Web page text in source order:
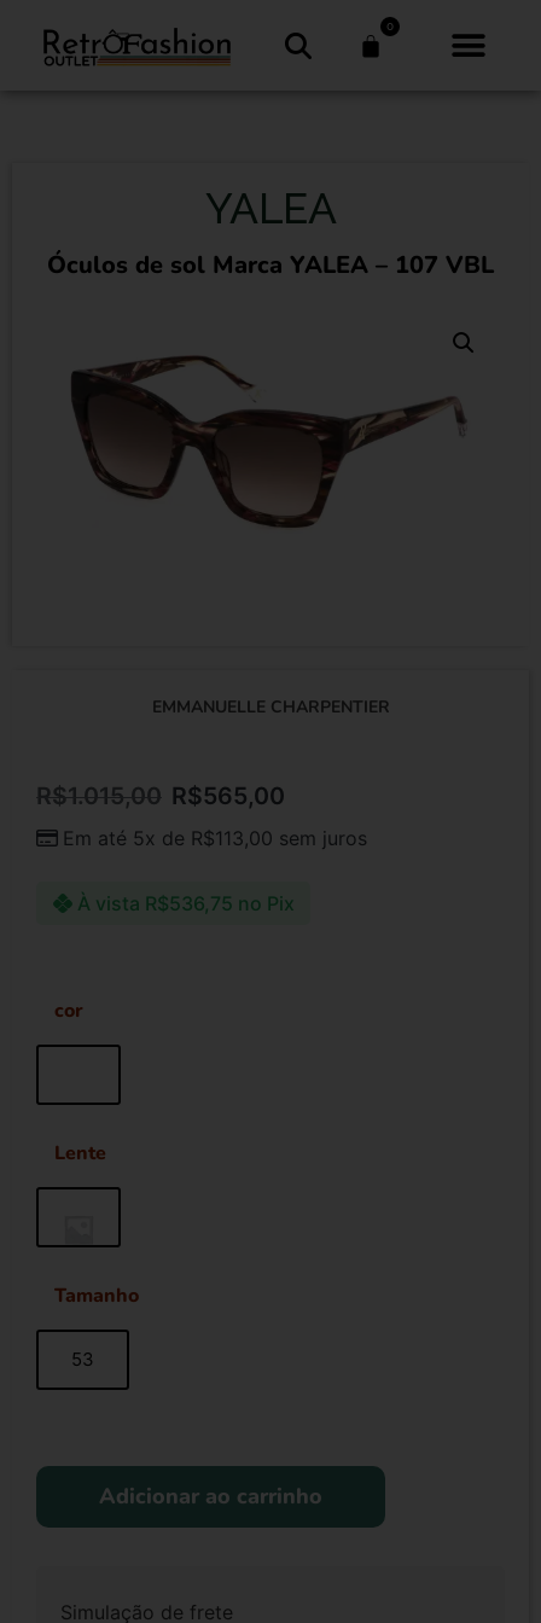
0
YALEA
Óculos de sol Marca YALEA – 107 VBL
EMMANUELLE CHARPENTIER
R$1.015,00 R$565,00
Em até 5x de R$113,00 sem juros
À vista R$536,75 no Pix
cor
Lente
Tamanho
53
Adicionar ao carrinho
Simulação de frete